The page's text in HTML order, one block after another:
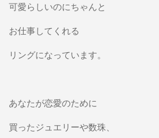
可愛らしいのにちゃんと
お仕事してくれる
リングになっています。
あなたが恋愛のために
買ったジュエリーや数珠、